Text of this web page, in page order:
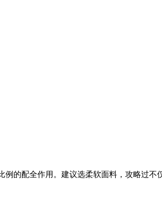
的配全作用。建议选柔软面料，攻略过不